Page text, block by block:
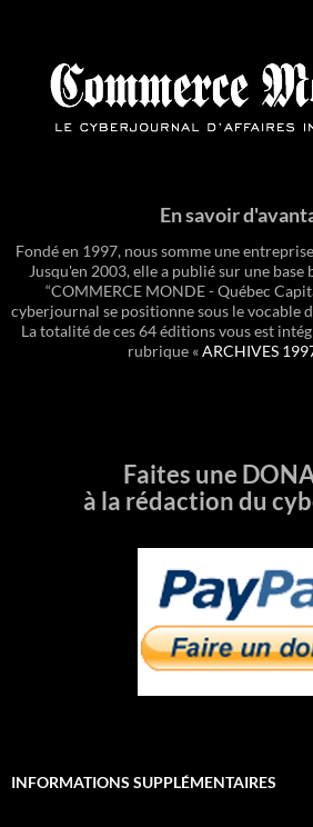
En savoir
Fondé en 1997, nous somme une
Jusqu'en 2003, elle a publié sur une
“COMMERCE MONDE - Québec
cyberjournal se positionne sous le vocable
La totalité de ces 64 éditions vous est
rubrique «ARCHIVES
Faites une
à la rédaction du
INFORMATIONS SUPPLÉMENTAIRES